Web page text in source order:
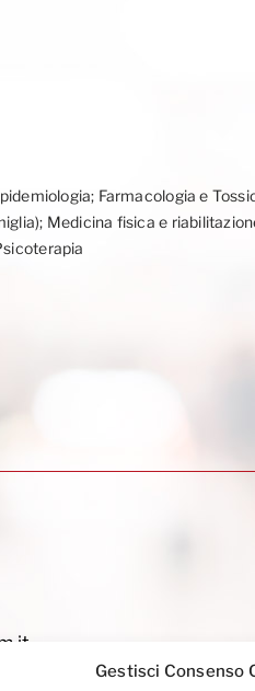
Gestisci Consenso
Farmacologia e
Medicina fisica e